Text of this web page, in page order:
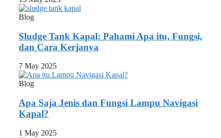
Blog
Sludge Tank Kapal: Pahami Apa itu, Fungsi,
dan Cara Kerjanya
7 May 2025
Blog
Apa Saja Jenis dan Fungsi Lampu Navigasi
Kapal?
1 May 2025